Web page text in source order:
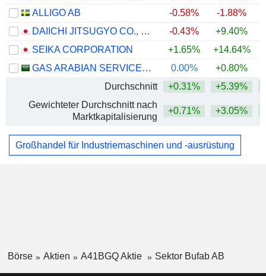
ALLIGO AB
-0.58% -1.88%
DAIICHI JITSUGYO CO., LTD.
-0.43% +9.40%
SEIKA CORPORATION
+1.65% +14.64%
GAS ARABIAN SERVICES COMPANY
0.00% +0.80%
Durchschnitt
+0.31% +5.39%
Gewichteter Durchschnitt nach
Marktkapitalisierung
+0.71% +3.05%
Großhandel für Industriemaschinen und -ausrüstung
Börse Aktien A41BGQ Aktie Sektor Bufab AB